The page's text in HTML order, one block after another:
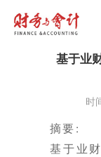
基于业
时
摘要:
基于业